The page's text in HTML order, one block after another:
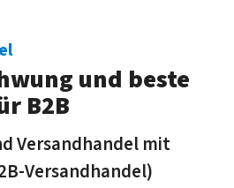
und beste
B2B
Versandhandel mit
Ver­sand­han­del)